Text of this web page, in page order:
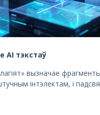
AI тэкстаў
вызначае
інтэлектам, і